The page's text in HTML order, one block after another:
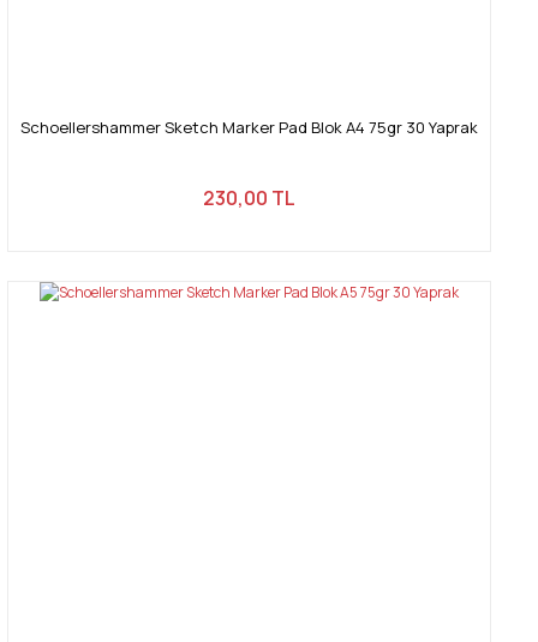
Schoellershammer Sketch Marker Pad Blok A4 75gr 30 Yaprak
230,00 TL